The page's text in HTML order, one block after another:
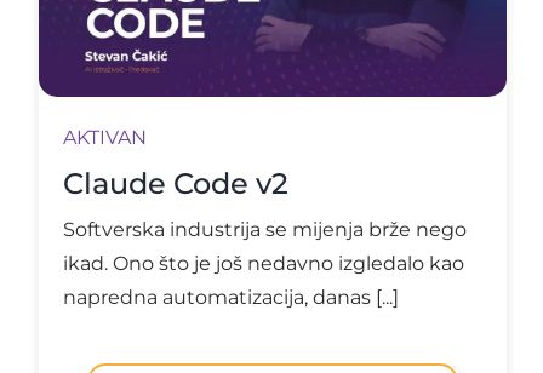
AKTIVAN
Claude Code v2
Softverska industrija se mijenja brže nego
ikad. Ono što je još nedavno izgledalo kao
napredna automatizacija, danas [...]